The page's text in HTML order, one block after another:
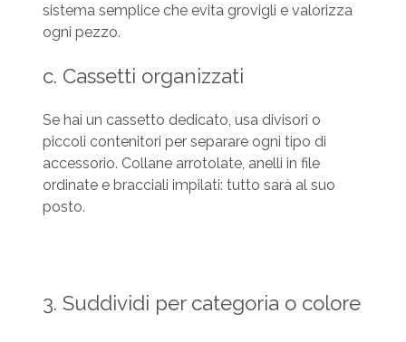
sistema semplice che evita grovigli e valorizza
ogni pezzo.
c. Cassetti organizzati
Se hai un cassetto dedicato, usa divisori o
piccoli contenitori per separare ogni tipo di
accessorio. Collane arrotolate, anelli in file
ordinate e bracciali impilati: tutto sarà al suo
posto.
3. Suddividi per categoria o colore